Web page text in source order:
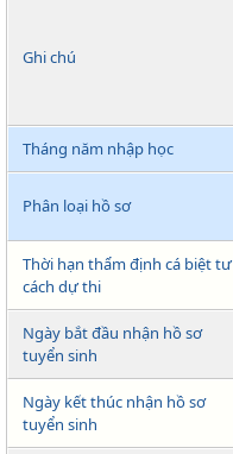
Ghi chú
Tháng năm nhập học
Phân loại hồ sơ
Thời hạn thẩm định cá biệt tư
cách dự thi
Ngày bắt đầu nhận hồ sơ
tuyển sinh
Ngày kết thúc nhận hồ sơ
tuyển sinh